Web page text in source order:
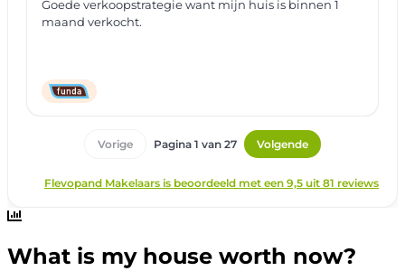
What is my house worth now?